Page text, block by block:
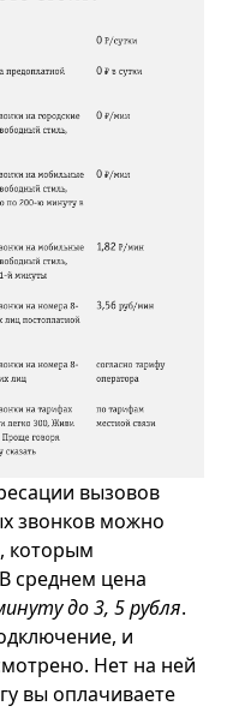
вызовов
звонков можно
которым
среднем цена
до 3, 5 рубля.
и
Нет на ней
вы оплачиваете